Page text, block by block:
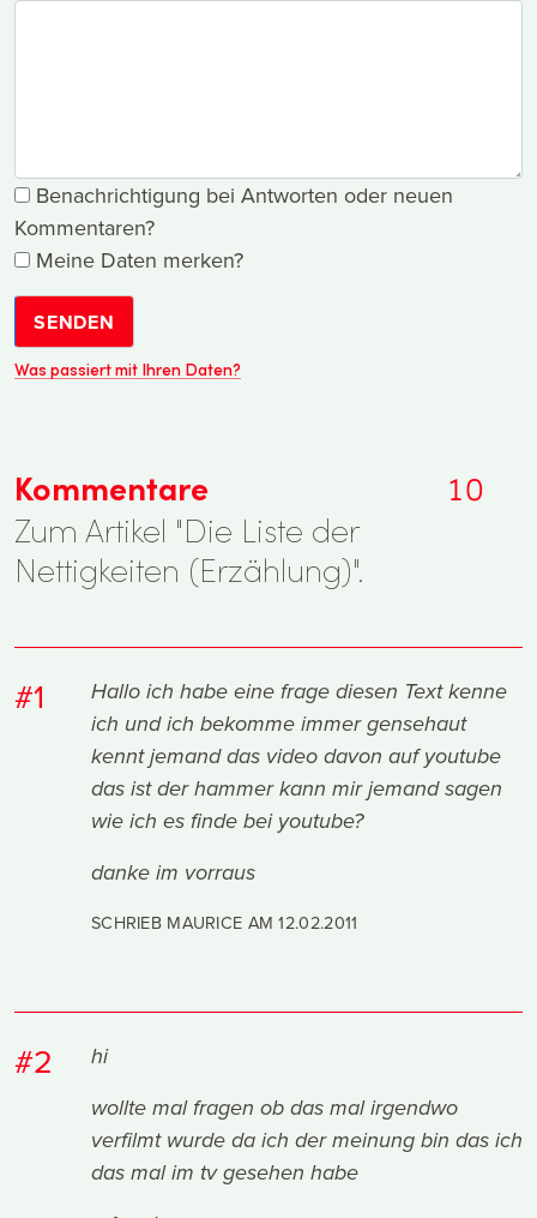
Benachrichtigung bei Antworten oder neuen
Kommentaren?
Meine Daten merken?
SENDEN
Was passiert mit Ihren Daten?
Kommentare
10
Zum Artikel "Die Liste der
Nettigkeiten (Erzählung)".
#1
Hallo ich habe eine frage diesen Text kenne
ich und ich bekomme immer gensehaut
kennt jemand das video davon auf youtube
das ist der hammer kann mir jemand sagen
wie ich es finde bei youtube?
danke im vorraus
SCHRIEB MAURICE AM12.02.2011
#2
hi
wollte mal fragen ob das mal irgendwo
verfilmt wurde da ich der meinung bin das ich
das mal im tv gesehen habe